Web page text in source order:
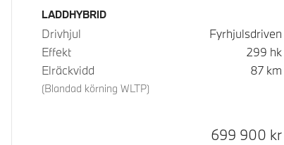
Bränsle
LADDHYBRID
Drivhjul
Fyrhjulsdriven
Effekt
299 hk
Elräckvidd
(Blandad körning WLTP)
87 km
Kontantpris
699 900 kr